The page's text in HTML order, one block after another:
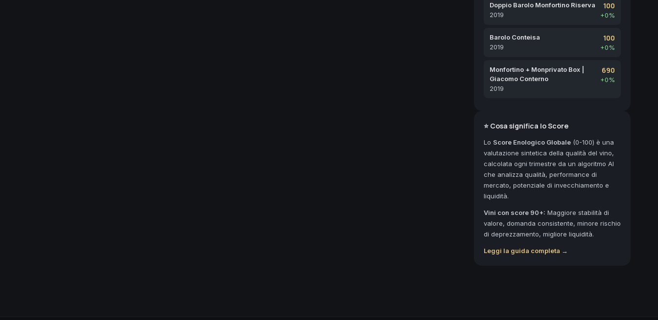
Doppio Barolo Monfortino Riserva
2019
100
+0%
Barolo Conteisa
2019
100
+0%
Monfortino + Monprivato Box |
Giacomo Conterno
2019
690
+0%
⭐ Cosa significa lo Score
Lo Score Enologico Globale (0-100) è una
valutazione sintetica della qualità del vino,
calcolata ogni trimestre da un algoritmo AI
che analizza qualità, performance di
mercato, potenziale di invecchiamento e
liquidità.
Vini con score 90+: Maggiore stabilità di
valore, domanda consistente, minore rischio
di deprezzamento, migliore liquidità.
Leggi la guida completa →